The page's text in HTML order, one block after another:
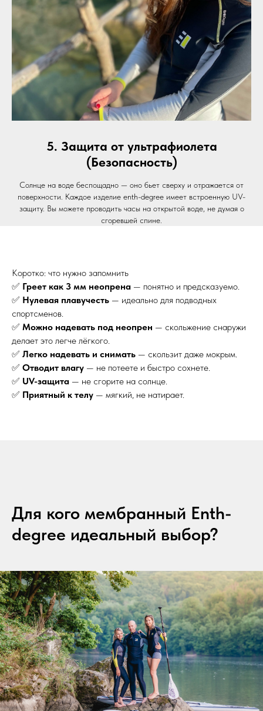
5. Защита от ультрафиолета
(Безопасность)
Солнце на воде беспощадно — оно бьет сверху и отражается от
поверхности. Каждое изделие enth-degree имеет встроенную UV-
защиту. Вы можете проводить часы на открытой воде, не думая о
сгоревшей спине.
Коротко: что нужно запомнить
✅ Греет как 3 мм неопрена — понятно и предсказуемо.
✅ Нулевая плавучесть — идеально для подводных
спортсменов.
✅ Можно надевать под неопрен — скольжение снаружи
делает это легче лёгкого.
✅ Легко надевать и снимать — скользит даже мокрым.
✅ Отводит влагу — не потеете и быстро сохнете.
✅ UV-защита — не сгорите на солнце.
✅ Приятный к телу — мягкий, не натирает.
Для кого мембранный Enth-
degree идеальный выбор?